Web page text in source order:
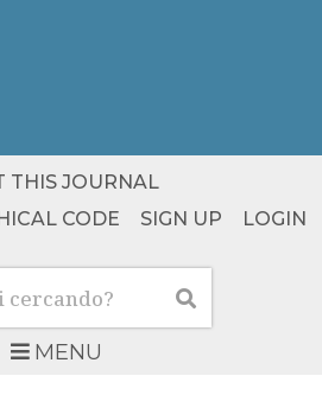
MENU
Cerca
THIS JOURNAL
CODE
SIGN UP LOGIN